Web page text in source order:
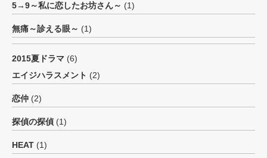
5→9～私に恋したお坊さん～ (1)
無痛～診える眼～ (1)
2015夏ドラマ (6)
エイジハラスメント (2)
恋仲 (2)
探偵の探偵 (1)
HEAT (1)